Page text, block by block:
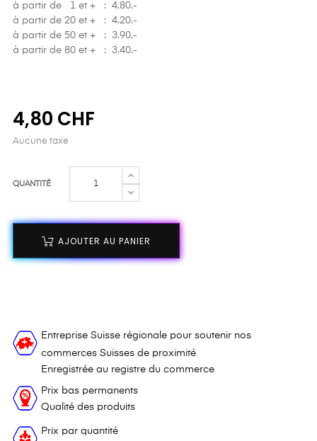
à partir de 1 et + : 4.80.-
à partir de 20 et + : 4.20.-
à partir de 50 et + : 3.90.-
à partir de 80 et + : 3.40.-
4,80 CHF
Aucune taxe
QUANTITÉ
AJOUTER AU PANIER
Entreprise Suisse régionale pour soutenir nos
commerces Suisses de proximité
Enregistrée au registre du commerce
Prix bas permanents
Qualité des produits
Prix par quantité